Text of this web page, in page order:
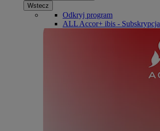
Wstecz
Odkryj program
ALL Accor+ ibis - Subskrypcja